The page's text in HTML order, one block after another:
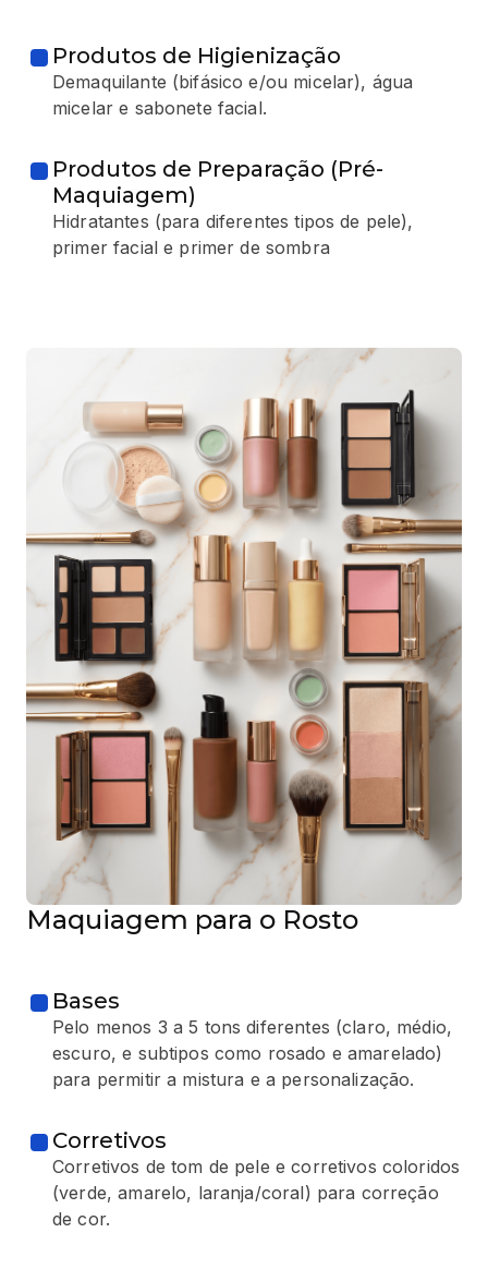
Produtos de Higienização
Demaquilante (bifásico e/ou micelar), água
micelar e sabonete facial.
Produtos de Preparação (Pré-
Maquiagem)
Hidratantes (para diferentes tipos de pele),
primer facial e primer de sombra
Maquiagem para o Rosto
Bases
Pelo menos 3 a 5 tons diferentes (claro, médio,
escuro, e subtipos como rosado e amarelado)
para permitir a mistura e a personalização.
Corretivos
Corretivos de tom de pele e corretivos coloridos
(verde, amarelo, laranja/coral) para correção
de cor.